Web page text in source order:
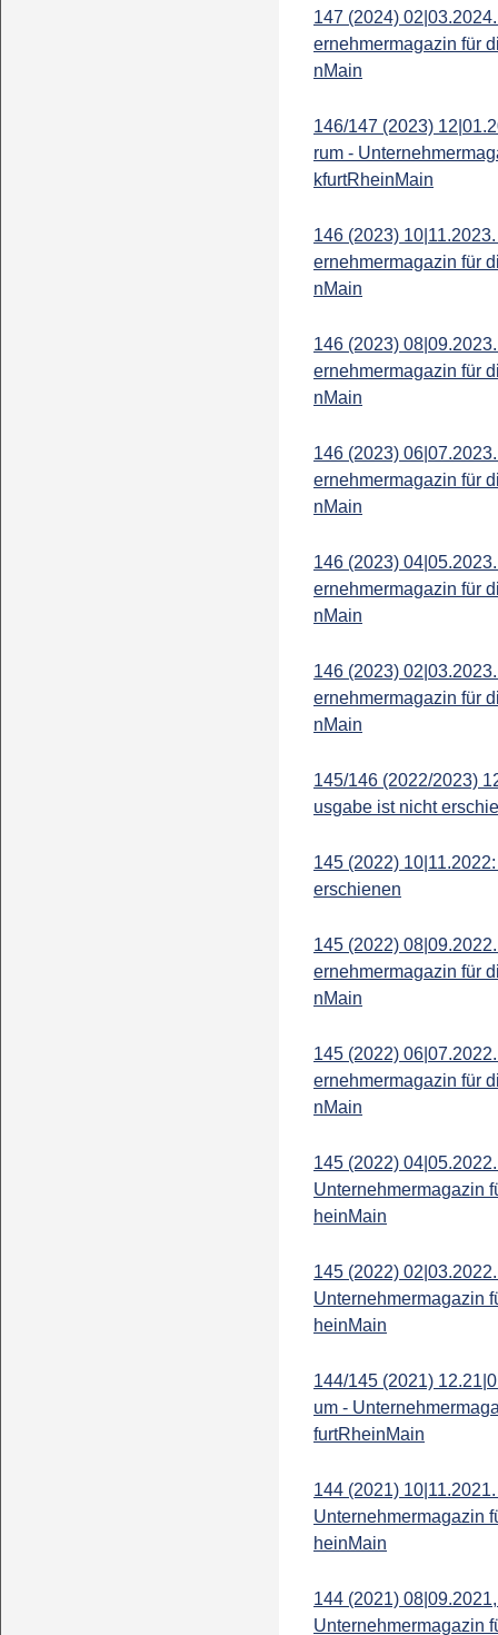
147 (2024)
ernehmermagazin für
nMain
146/147 (2023)
rum -
kfurtRheinMain
146 (2023)
ernehmermagazin für
nMain
146 (2023)
ernehmermagazin für
nMain
146 (2023)
ernehmermagazin für
nMain
146 (2023)
ernehmermagazin für
nMain
146 (2023)
ernehmermagazin für
nMain
145/146 (2022/2023)
usgabe ist nicht
145 (2022)
erschienen
145 (2022)
ernehmermagazin für
nMain
145 (2022)
ernehmermagazin für
nMain
145 (2022)
Unternehmermagazin
heinMain
145 (2022)
Unternehmermagazin
heinMain
144/145 (2021)
um -
furtRheinMain
144 (2021)
Unternehmermagazin
heinMain
144 (2021)
Unternehmermagazin